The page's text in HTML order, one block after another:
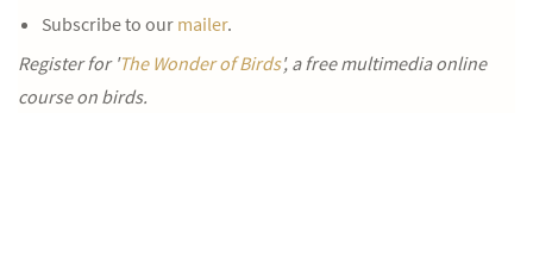
Subscribe to our mailer.
Register for 'The Wonder of Birds', a free multimedia online
course on birds.